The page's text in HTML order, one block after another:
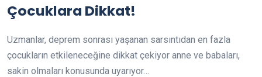
Çocuklara Dikkat!
Uzmanlar, deprem sonrası yaşanan sarsıntıdan en fazla
çocukların etkileneceğine dikkat çekiyor anne ve babaları,
sakin olmaları konusunda uyarıyor…